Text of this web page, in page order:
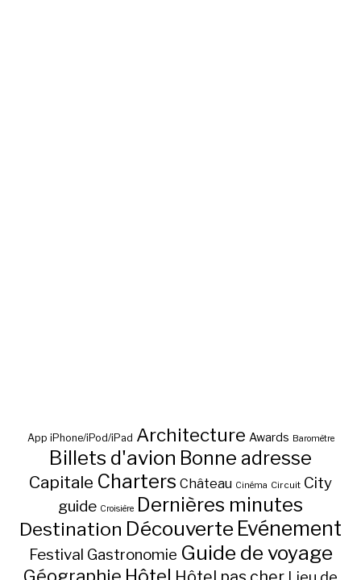
App iPhone/iPod/iPad Architecture Awards Baromètre
Billets d'avion Bonne adresse
Capitale Charters Château Cinéma Circuit City
guide Croisière Dernières minutes
Destination Découverte Evénement
Festival Gastronomie Guide de voyage